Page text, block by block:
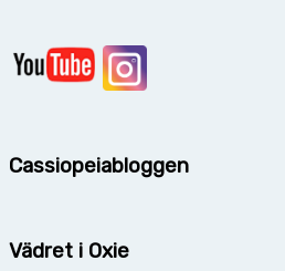
Cassiopeiabloggen
Vädret i Oxie